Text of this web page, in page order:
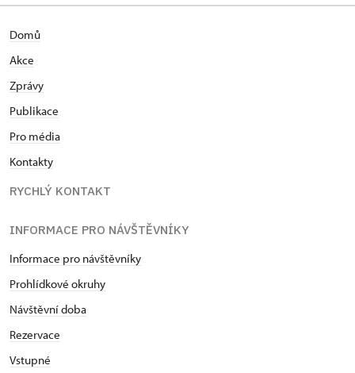
Domů
Akce
Zprávy
Publikace
Pro média
Kontakty
RYCHLÝ KONTAKT
INFORMACE PRO NÁVŠTĚVNÍKY
Informace pro návštěvníky
Prohlídkové okruhy
Návštěvní doba
Rezervace
Vstupné